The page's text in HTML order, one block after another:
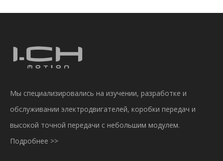
Мы специализировались на изучении, разработке и
обслуживании электродвигателей, коробки передач и
высокой точной передачи с небольшим модулем.
Подробнее >>